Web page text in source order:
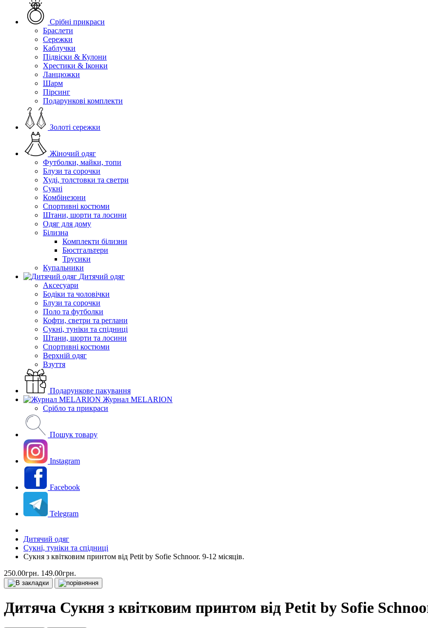
Срібні прикраси
Браслети
Сережки
Каблучки
Підвіски & Кулони
Хрестики & Іконки
Ланцюжки
Шарм
Пірсинг
Подарункові комплекти
Золоті сережки
Жіночий одяг
Футболки, майки, топи
Блузи та сорочки
Худі, толстовки та светри
Сукні
Комбінезони
Спортивні костюми
Штани, шорти та лосини
Одяг для дому
Білизна
Комплекти білизни
Бюстгальтери
Трусики
Купальники
Дитячий одяг
Аксесуари
Бодіки та чоловічки
Блузи та сорочки
Поло та футболки
Кофти, светри та реглани
Сукні, туніки та спідниці
Штани, шорти та лосини
Спортивні костюми
Верхній одяг
Взуття
Подарункове пакування
Журнал MELARION
Срібло та прикраси
Пошук товару
Instagram
Facebook
Telegram
Дитячий одяг
Сукні, туніки та спідниці
Сукня з квітковим принтом від Petit by Sofie Schnoor. 9-12 місяців.
250.00грн. 149.00грн.
Дитяча Сукня з квітковим принтом від Petit by Sofie